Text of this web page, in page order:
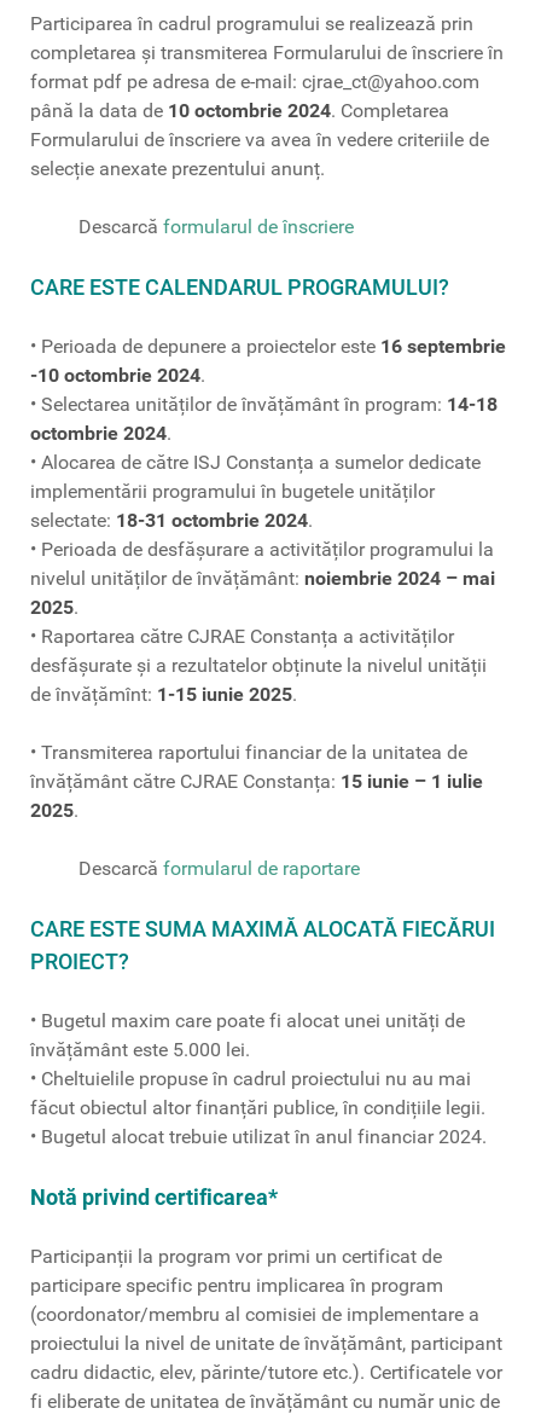
Participarea în cadrul programului se realizează prin
completarea și transmiterea Formularului de înscriere în
format pdf pe adresa de e-mail: cjrae_ct@yahoo.com
până la data de 10 octombrie 2024. Completarea
Formularului de înscriere va avea în vedere criteriile de
selecție anexate prezentului anunț.
Descarcă formularul de înscriere
CARE ESTE CALENDARUL PROGRAMULUI?
• Perioada de depunere a proiectelor este 16 septembrie
-10 octombrie 2024.
• Selectarea unităților de învățământ în program: 14-18
octombrie 2024.
• Alocarea de către ISJ Constanța a sumelor dedicate
implementării programului în bugetele unităților
selectate: 18-31 octombrie 2024.
• Perioada de desfășurare a activităților programului la
nivelul unităților de învățământ: noiembrie 2024 – mai
2025.
• Raportarea către CJRAE Constanța a activităților
desfășurate și a rezultatelor obținute la nivelul unității
de învățămînt: 1-15 iunie 2025.
• Transmiterea raportului financiar de la unitatea de
învățământ către CJRAE Constanța: 15 iunie – 1 iulie
2025.
Descarcă formularul de raportare
CARE ESTE SUMA MAXIMĂ ALOCATĂ FIECĂRUI
PROIECT?
• Bugetul maxim care poate fi alocat unei unități de
învățământ este 5.000 lei.
• Cheltuielile propuse în cadrul proiectului nu au mai
făcut obiectul altor finanțări publice, în condițiile legii.
• Bugetul alocat trebuie utilizat în anul financiar 2024.
Notă privind certificarea*
Participanții la program vor primi un certificat de
participare specific pentru implicarea în program
(coordonator/membru al comisiei de implementare a
proiectului la nivel de unitate de învățământ, participant
cadru didactic, elev, părinte/tutore etc.). Certificatele vor
fi eliberate de unitatea de învățământ cu număr unic de